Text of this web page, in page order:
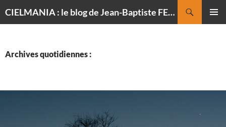
CIELMANIA : le blog de Jean-Baptiste FELDMANN, photographe du ciel
Archives quotidiennes :